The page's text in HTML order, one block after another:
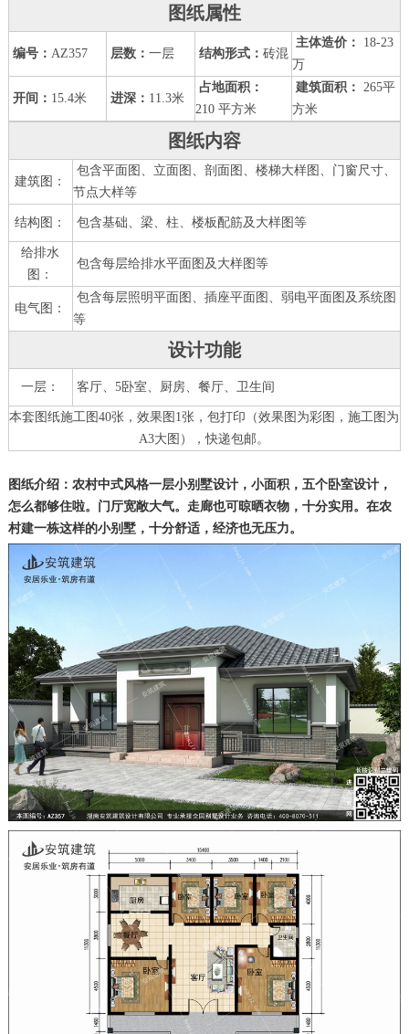
图纸属性
编号： AZ357 层数： 一层 结构形式： 砖混
主体造价：
18-23
万
开间： 15.4米 进深： 11.3米
占地面积：
210 平方米
建筑面积：
265平
方米
图纸内容
建筑图：
包含平面图、立面图、剖面图、楼梯大样图、门窗尺寸、
节点大样等
结构图： 包含基础、梁、柱、楼板配筋及大样图等
给排水
图：
包含每层给排水平面图及大样图等
电气图：
包含每层照明平面图、插座平面图、弱电平面图及系统图
等
设计功能
一层： 客厅、5卧室、厨房、餐厅、卫生间
本套图纸施工图40张，效果图1张，包打印（效果图为彩图，施工图为
A3大图），快递包邮。
图纸介绍：农村中式风格一层小别墅设计，小面积，五个卧室设计，
怎么都够住啦。门厅宽敞大气。走廊也可晾晒衣物，十分实用。在农
村建一栋这样的小别墅，十分舒适，经济也无压力。